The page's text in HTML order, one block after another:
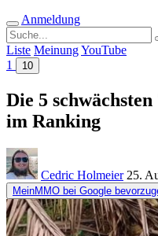
Anmeldung
Suche
nach:
Liste MeinungYouTube
1
10
Die 5
im Ranking
Cedric Holmeier 25.
MeinMMO bei Google